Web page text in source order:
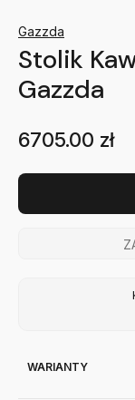
Gazzda
Stolik
Gazzda
6705.00 zł
WARIANTY